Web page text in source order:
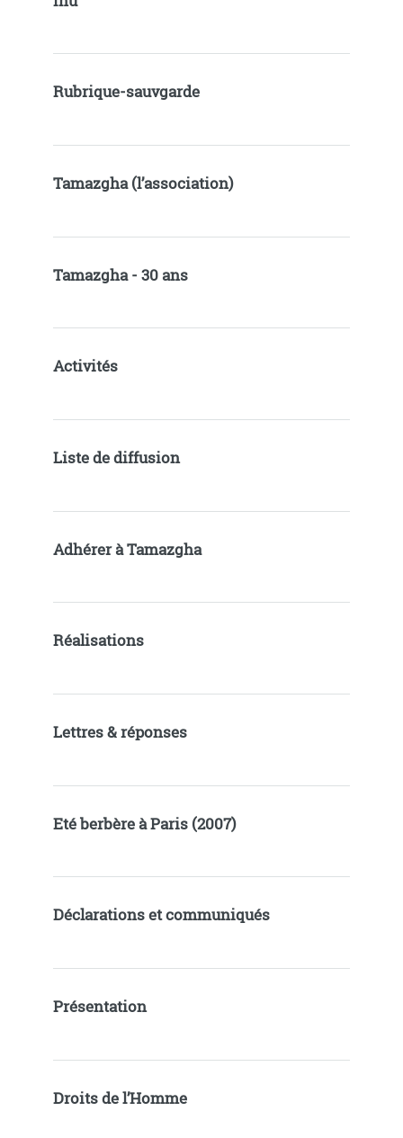
Rubrique-sauvgarde
Tamazgha (l’association)
Tamazgha - 30 ans
Activités
Liste de diffusion
Adhérer à Tamazgha
Réalisations
Lettres & réponses
Eté berbère à Paris (2007)
Déclarations et communiqués
Présentation
Droits de l’Homme